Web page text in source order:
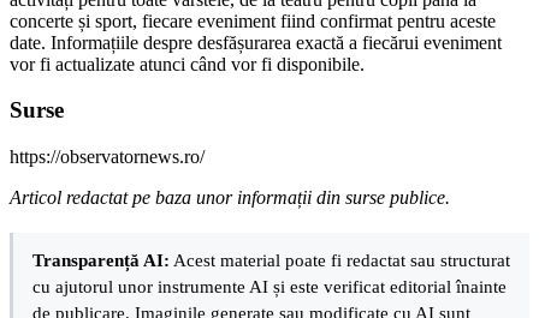
concerte și sport, fiecare eveniment fiind confirmat pentru aceste
date. Informațiile despre desfășurarea exactă a fiecărui eveniment
vor fi actualizate atunci când vor fi disponibile.
Surse
https://observatornews.ro/
Articol redactat pe baza unor informații din surse publice.
Transparență AI: Acest material poate fi redactat sau structurat
cu ajutorul unor instrumente AI și este verificat editorial înainte
de publicare. Imaginile generate sau modificate cu AI sunt